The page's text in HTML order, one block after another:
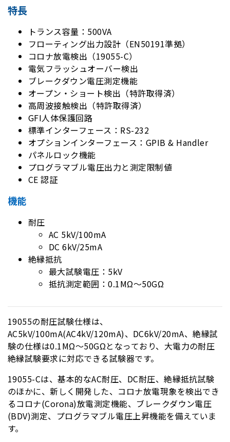
特長
トランス容量：500VA
フローティング出力設計（EN50191準拠）
コロナ放電検出（19055-C）
電気フラッシュオーバー検出
ブレークダウン電圧測定機能
オープン・ショート検出（特許取得済）
高周波接触検出（特許取得済）
GFI人体保護回路
標準インターフェース：RS-232
オプションインターフェース：GPIB & Handler
パネルロック機能
プログラマブル電圧出力と測定限制値
CE 認証
機能
耐圧
AC 5kV/100mA
DC 6kV/25mA
絶縁抵抗
最大試験電圧：5kV
抵抗測定範囲：0.1MΩ～50GΩ
19055の耐圧試験仕様は、
AC5kV/100mA(AC4kV/120mA)、DC6kV/20mA、絶縁試
験の仕様は0.1MΩ～50GΩとなっており、大電力の耐圧
絶縁試験要求に対応できる試験器です。
19055-Cは、基本的なAC耐圧、DC耐圧、絶縁抵抗試験
のほかに、新しく開発した、コロナ放電現象を検出でき
るコロナ(Corona)放電測定機能、ブレークダウン電圧
(BDV)測定、プログラマブル電圧上昇機能を備えていま
す。